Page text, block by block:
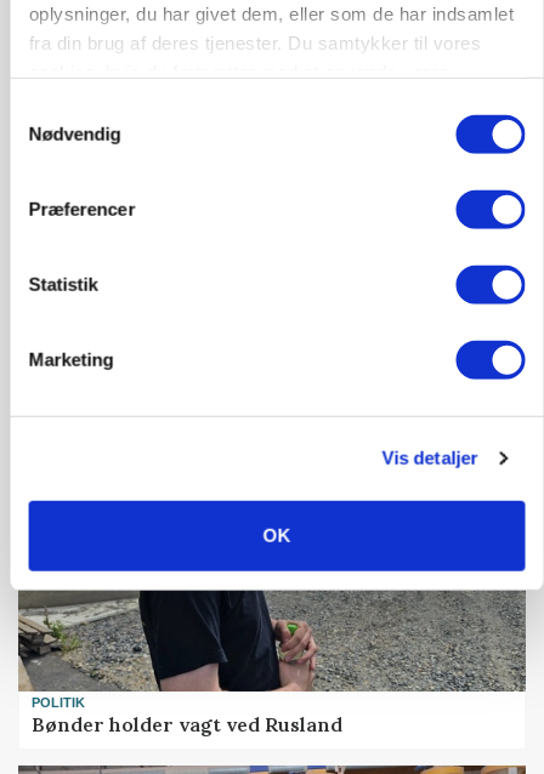
oplysninger, du har givet dem, eller som de har indsamlet
fra din brug af deres tjenester. Du samtykker til vores
Nødvendig
Præferencer
Statistik
Marketing
Vis detaljer
OK
Kalve
POLITIK
Bønder holder vagt ved Rusland